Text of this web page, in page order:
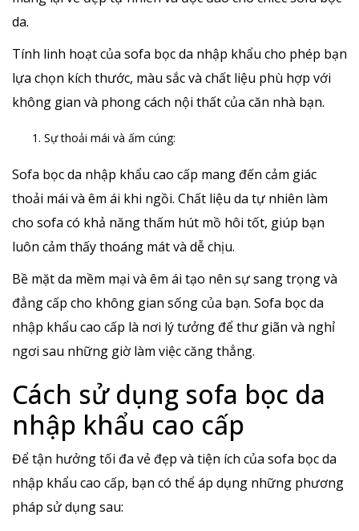
da.
Tính linh hoạt của sofa bọc da nhập khẩu cho phép bạn
lựa chọn kích thước, màu sắc và chất liệu phù hợp với
không gian và phong cách nội thất của căn nhà bạn.
Sự thoải mái và ấm cúng:
Sofa bọc da nhập khẩu cao cấp mang đến cảm giác
thoải mái và êm ái khi ngồi. Chất liệu da tự nhiên làm
cho sofa có khả năng thấm hút mồ hôi tốt, giúp bạn
luôn cảm thấy thoáng mát và dễ chịu.
Bề mặt da mềm mại và êm ái tạo nên sự sang trọng và
đẳng cấp cho không gian sống của bạn. Sofa bọc da
nhập khẩu cao cấp là nơi lý tưởng để thư giãn và nghỉ
ngơi sau những giờ làm việc căng thẳng.
Cách sử dụng sofa bọc da
nhập khẩu cao cấp
Để tận hưởng tối đa vẻ đẹp và tiện ích của sofa bọc da
nhập khẩu cao cấp, bạn có thể áp dụng những phương
pháp sử dụng sau: